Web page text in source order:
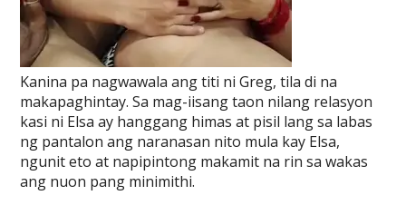
Kanina pa nagwawala ang titi ni Greg, tila di na
makapaghintay. Sa mag-iisang taon nilang relasyon
kasi ni Elsa ay hanggang himas at pisil lang sa labas
ng pantalon ang naranasan nito mula kay Elsa,
ngunit eto at napipintong makamit na rin sa wakas
ang nuon pang minimithi.